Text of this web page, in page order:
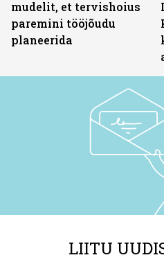
mudelit, et tervishoius
paremini tööjõudu
planeerida
LIITU